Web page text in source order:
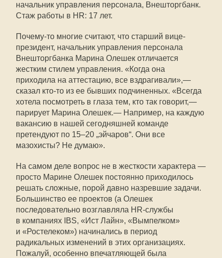
начальник управления персонала, Внешторгбанк.
Стаж работы в HR: 17 лет.
Почему-то многие считают, что старший вице-
президент, начальник управления персонала
Внешторгбанка Марина Олешек отличается
жестким стилем управления. «Когда она
приходила на аттестацию, все вздрагивали»,—
сказал кто-то из ее бывших подчиненных. «Всегда
хотела посмотреть в глаза тем, кто так говорит,—
парирует Марина Олешек.— Например, на каждую
вакансию в нашей сегодняшней команде
претендуют по 15–20 „эйчаров“. Они все
мазохисты? Не думаю».
На самом деле вопрос не в жесткости характера —
просто Марине Олешек постоянно приходилось
решать сложные, порой давно назревшие задачи.
Большинство ее проектов (а Олешек
последовательно возглавляла HR-службы
в компаниях IBS, «Ист Лайн», «Вымпелком»
и «Ростелеком») начинались в период
радикальных изменений в этих организациях.
Пожалуй, особенно впечатляющей была